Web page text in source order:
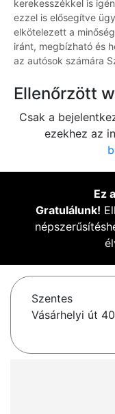
kerekesszékkel is
ezzel is elősegítve
elkötelezett a
iránt, megbízható és
az autósok számára
Ellenőrzött
Csak a
ezekhez az
Ez
Gratulálunk!
Szentes
Vásárhelyi út 40